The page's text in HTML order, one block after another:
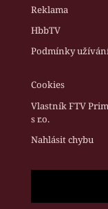
Reklama
HbbTV
Podmínky
Cookies
Vlastník FTV
s r.o.
Nahlásit chybu